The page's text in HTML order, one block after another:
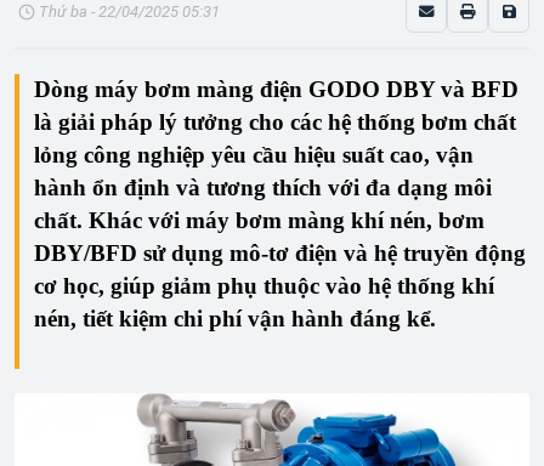
Thứ ba - 22/04/2025 05:31
Dòng máy bơm màng điện GODO DBY và BFD
là giải pháp lý tưởng cho các hệ thống bơm chất
lỏng công nghiệp yêu cầu hiệu suất cao, vận
hành ổn định và tương thích với đa dạng môi
chất. Khác với máy bơm màng khí nén, bơm
DBY/BFD sử dụng mô-tơ điện và hệ truyền động
cơ học, giúp giảm phụ thuộc vào hệ thống khí
nén, tiết kiệm chi phí vận hành đáng kể.